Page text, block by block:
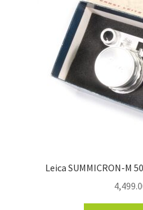
Leica SUMMICRON-M